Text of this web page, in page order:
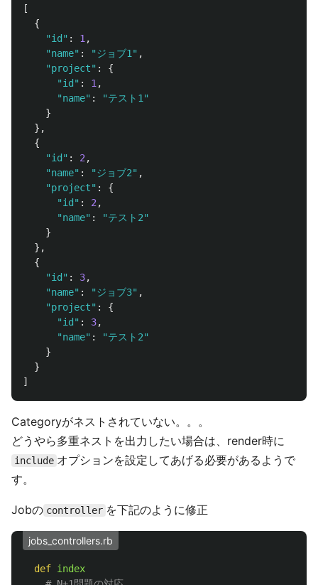
[
{
"id" : 1 ,
"name" : "ジョブ1" ,
"project" :
{
"id" : 1 ,
"name" :
"テスト1"
}
},
{
"id" : 2 ,
"name" : "ジョブ2" ,
"project" :
{
"id" : 2 ,
"name" :
"テスト2"
}
},
{
"id" : 3,
"name" : "ジョブ3" ,
"project" :
{
"id" : 3,
"name" :
"テスト2"
}
}
]
Categoryがネストされていない。。。
どうやら多重ネストを出力したい場合は、render時に
include オプションを設定してあげる必要があるようで
す。
Jobの controller を下記のように修正
jobs_controllers.rb
def index